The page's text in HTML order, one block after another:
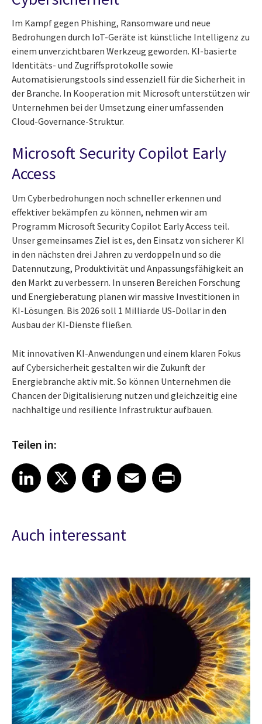
Im Kampf gegen Phishing, Ransomware und neue
Bedrohungen durch IoT-Geräte ist künstliche Intelligenz zu
einem unverzichtbaren Werkzeug geworden. KI-basierte
Identitäts- und Zugriffsprotokolle sowie
Automatisierungstools sind essenziell für die Sicherheit in
der Branche. In Kooperation mit Microsoft unterstützen wir
Unternehmen bei der Umsetzung einer umfassenden
Cloud-Governance-Struktur.
Microsoft Security Copilot Early
Access
Um Cyberbedrohungen noch schneller erkennen und
effektiver bekämpfen zu können, nehmen wir am
Programm Microsoft Security Copilot Early Access teil.
Unser gemeinsames Ziel ist es, den Einsatz von sicherer KI
in den nächsten drei Jahren zu verdoppeln und so die
Datennutzung, Produktivität und Anpassungsfähigkeit an
den Markt zu verbessern. In unseren Bereichen Forschung
und Energieberatung planen wir massive Investitionen in
KI-Lösungen. Bis 2026 soll 1 Milliarde US-Dollar in den
Ausbau der KI-Dienste fließen.
Mit innovativen KI-Anwendungen und einem klaren Fokus
auf Cybersicherheit gestalten wir die Zukunft der
Energiebranche aktiv mit. So können Unternehmen die
Chancen der Digitalisierung nutzen und gleichzeitig eine
nachhaltige und resiliente Infrastruktur aufbauen.
Teilen in:
Share article on LinkedIn
LinkedIn
Share article on XShare article on Facebook
Facebook
Share article on Email
EmailShare article on Print
Auch interessant